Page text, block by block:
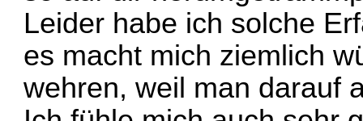
Leider habe ich solche
es macht mich ziemlich
wehren, weil man darauf